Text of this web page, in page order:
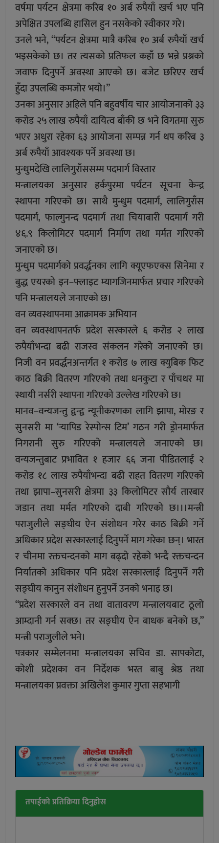
वर्षमा पर्यटन क्षेत्रमा करिब १० अर्ब रुपैयाँ खर्च भए पनि
अपेक्षित उपलब्धि हासिल हुन नसकेको स्वीकार गरे।
उनले भने, “पर्यटन क्षेत्रमा मात्रै करिब १० अर्ब रुपैयाँ खर्च
भइसकेको छ। तर त्यसको प्रतिफल कहाँ छ भन्ने प्रश्नको
जवाफ दिनुपर्ने अवस्था आएको छ। बजेट छरिएर खर्च
हुँदा उपलब्धि कमजोर भयो।”
उनका अनुसार अहिले पनि बहुवर्षीय चार आयोजनाको ३३
करोड २५ लाख रुपैयाँ दायित्व बाँकी छ भने विगतमा सुरु
भएर अधुरा रहेका ६३ आयोजना सम्पन्न गर्न थप करिब ३
अर्ब रुपैयाँ आवश्यक पर्ने अवस्था छ।
मुन्धुमदेखि लालिगुराँससम्म पदमार्ग विस्तार
मन्त्रालयका अनुसार हर्कपुरमा पर्यटन सूचना केन्द्र
स्थापना गरिएको छ। साथै मुन्धुम पदमार्ग, लालिगुराँस
पदमार्ग, फाल्गुनन्द पदमार्ग तथा चियाबारी पदमार्ग गरी
४६.९ किलोमिटर पदमार्ग निर्माण तथा मर्मत गरिएको
जनाएको छ।
मुन्धुम पदमार्गको प्रवर्द्धनका लागि क्यूएफएक्स सिनेमा र
बुद्ध एयरको इन–फ्लाइट म्यागजिनमार्फत प्रचार गरिएको
पनि मन्त्रालयले जनाएको छ।
वन व्यवस्थापनमा आक्रामक अभियान
वन व्यवस्थापनतर्फ प्रदेश सरकारले ६ करोड २ लाख
रुपैयाँभन्दा बढी राजस्व संकलन गरेको जनाएको छ।
निजी वन प्रवर्द्धनअन्तर्गत १ करोड ७ लाख क्युबिक फिट
काठ बिक्री वितरण गरिएको तथा धनकुटा र पाँचथर मा
स्थायी नर्सरी स्थापना गरिएको उल्लेख गरिएको छ।
मानव–वन्यजन्तु द्वन्द्व न्यूनीकरणका लागि झापा, मोरङ र
सुनसरी मा ‘र्‍यापिड रेस्पोन्स टिम’ गठन गरी ड्रोनमार्फत
निगरानी सुरु गरिएको मन्त्रालयले जनाएको छ।
वन्यजन्तुबाट प्रभावित १ हजार ६६ जना पीडितलाई २
करोड १८ लाख रुपैयाँभन्दा बढी राहत वितरण गरिएको
तथा झापा–सुनसरी क्षेत्रमा ३३ किलोमिटर सौर्य तारबार
जडान तथा मर्मत गरिएको दाबी गरिएको छ।।।मन्त्री
पराजुलीले सङ्घीय ऐन संशोधन गरेर काठ बिक्री गर्ने
अधिकार प्रदेश सरकारलाई दिनुपर्ने माग गरेका छन्। भारत
र चीनमा रक्तचन्दनको माग बढ्दो रहेको भन्दै रक्तचन्दन
निर्यातको अधिकार पनि प्रदेश सरकारलाई दिनुपर्ने गरी
सङ्घीय कानुन संशोधन हुनुपर्ने उनको भनाइ छ।
“प्रदेश सरकारले वन तथा वातावरण मन्त्रालयबाट ठूलो
आम्दानी गर्न सक्छ। तर सङ्घीय ऐन बाधक बनेको छ,”
मन्त्री पराजुलीले भने।
पत्रकार सम्मेलनमा मन्त्रालयका सचिव डा. सापकोटा,
कोशी प्रदेशका वन निर्देशक भरत बाबु श्रेष्ठ तथा
मन्त्रालयका प्रवक्ता अखिलेश कुमार गुप्ता सहभागी
तपाईको प्रतिक्रिया दिनुहोस